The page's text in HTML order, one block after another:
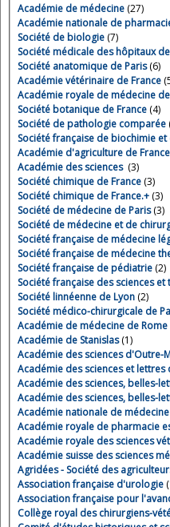
Académie de médecine (27)
Académie nationale de
Société de biologie (7)
Société médicale des hôpitaux
Société anatomique de Paris(6)
Académie vétérinaire de France
Académie royale de médecine
Société botanique de France (4)
Société de pathologie comparée
Société française de biochimie
Académie d'agriculture de France
Académie des sciences (3)
Société chimique de France (3)
Société chimique de France.+ (3)
Société de médecine de Paris(3)
Société de médecine et de
Société française de médecine
Société française de médecine
Société française de pédiatrie (2)
Société française des sciences
Société linnéenne de Lyon (2)
Société médico-chirurgicale de
Académie de médecine de Rome
Académie de Stanislas(1)
Académie des sciences d'Outre-
Académie des sciences et
Académie des sciences, belles-
Académie des sciences, belles-
Académie nationale de médecine
Académie royale de pharmacie
Académie royale des sciences
Académie suisse des sciences
Agridées - Société des
Association française d'urologie
Association française pour
Collège royal des chirurgiens-